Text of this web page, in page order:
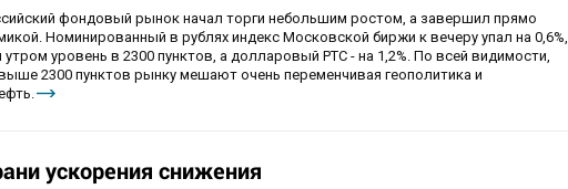
фондовый рынок начал торги небольшим ростом, а завершил прямо
Номинированный в рублях индекс Московской биржи к вечеру упал на 0,6%,
уровень в 2300 пунктов, а долларовый РТС - на 1,2%. По всей видимости,
2300 пунктов рынку мешают очень переменчивая геополитика и
ускорения снижения